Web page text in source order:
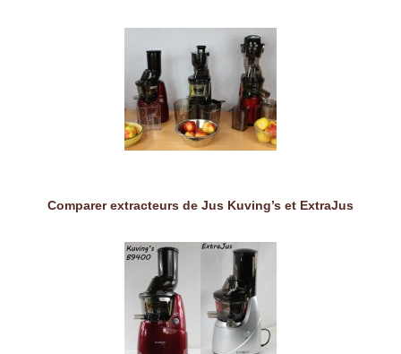
Comparer extracteurs de Jus Kuving’s et ExtraJus